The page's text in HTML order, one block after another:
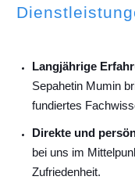
Langjährige
Sepahetin Mumin
fundiertes
Direkte und
bei uns im
Zufriedenheit.